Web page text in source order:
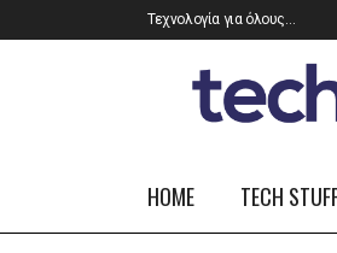
Τεχνολογία για όλους…
HOME TECH